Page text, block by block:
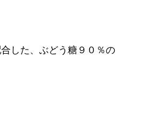
した、ぶどう糖９０％の